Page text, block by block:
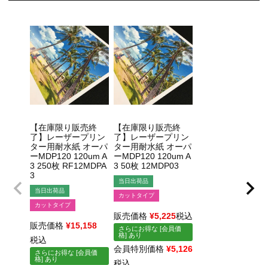
【在庫限り販売終
了】レーザープリン
ター用耐水紙 オーパ
ーMDP120 120um A
3 250枚 RF12MDPA
3
当日出荷品
カットタイプ
販売価格 ¥15,158
税込
さらにお得な [会員価
格] あり
【在庫限り販売終
了】レーザープリン
ター用耐水紙 オーパ
ーMDP120 120um A
3 50枚 12MDP03
当日出荷品
カットタイプ
販売価格 ¥5,225税込
さらにお得な [会員価
格] あり
会員特別価格 ¥5,126
税込